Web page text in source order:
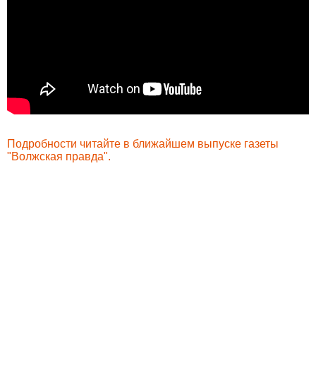
Подробности читайте в ближайшем выпуске газеты
"Волжская правда".